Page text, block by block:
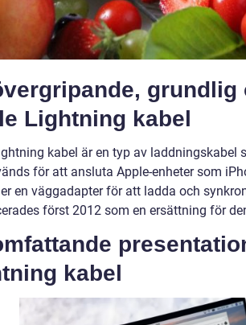
Lightning kabel
kabel är en typ av laddningskabel
för att ansluta Apple-enheter som
en väggadapter för att ladda och
först 2012 som en ersättning för
kabel